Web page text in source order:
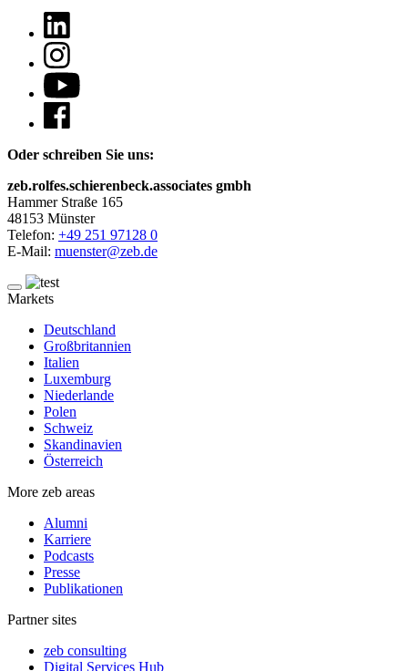
Oder schreiben Sie uns:
zeb.rolfes.schierenbeck.associates gmbh
Hammer Straße 165
48153 Münster
Telefon: +49 251 97128 0
E-Mail: muenster@zeb.de
Markets
Deutschland
Großbritannien
Italien
Luxemburg
Niederlande
Polen
Schweiz
Skandinavien
Österreich
More zeb areas
Alumni
Karriere
Podcasts
Presse
Publikationen
Partner sites
zeb consulting
Digital Services Hub